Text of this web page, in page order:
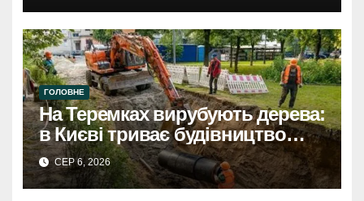
ГОЛОВНЕ
На Теремках вирубують дерева:
в Києві триває будівництво
теплотраси
СЕР 6, 2026